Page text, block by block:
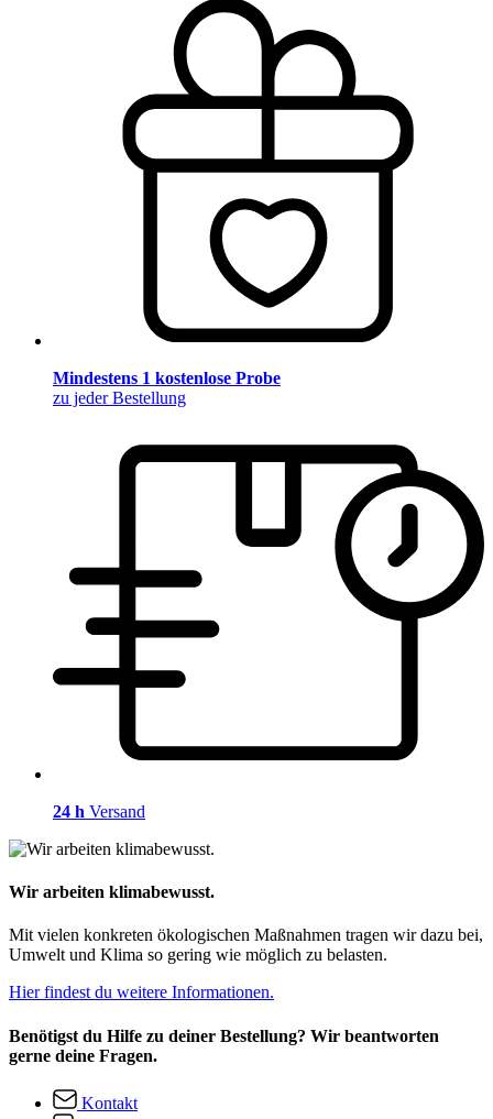
Mindestens 1 kostenlose Probe
zu jeder Bestellung
24 h Versand
Wir arbeiten klimabewusst.
Mit vielen konkreten ökologischen Maßnahmen tragen wir dazu bei,
Umwelt und Klima so gering wie möglich zu belasten.
Hier findest du weitere Informationen.
Benötigst du Hilfe zu deiner Bestellung? Wir beantworten
gerne deine Fragen.
Kontakt